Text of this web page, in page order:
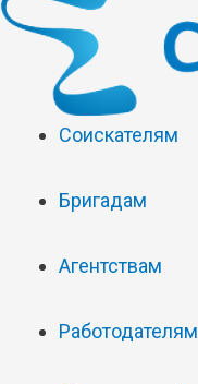
Соискателям
Бригадам
Агентствам
Работодателям